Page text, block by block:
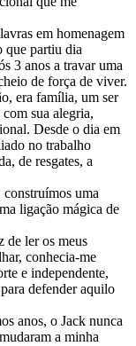
em homenagem
que partiu dia
3 anos a travar uma
de força de viver.
era família, um ser
sua alegria,
Desde o dia em
no trabalho
de resgates, a
uma
ligação mágica de
de ler os meus
conhecia-me
e independente,
defender aquilo
anos, o Jack nunca
a minha